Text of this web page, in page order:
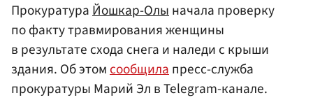
ПрокуратураЙошкар-Олыначала проверку
по факту травмирования женщины
в результате схода снега и наледи с крыши
здания. Об этомсообщилапресс-служба
прокуратуры Марий Эл в Telegram-канале.